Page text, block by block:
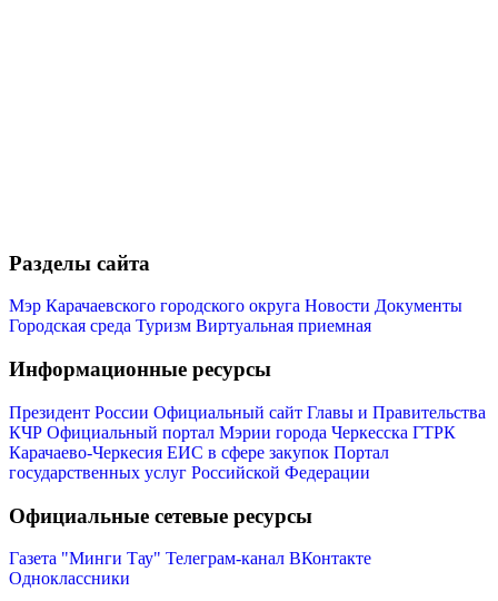
Разделы сайта
Мэр Карачаевского городского округа Новости Документы
Городская среда Туризм Виртуальная приемная
Информационные ресурсы
Президент России Официальный сайт Главы и Правительства
КЧР Официальный портал Мэрии города Черкесска ГТРК
Карачаево-Черкесия ЕИС в сфере закупок Портал
государственных услуг Российской Федерации
Официальные сетевые ресурсы
Газета "Минги Тау" Телеграм-канал ВКонтакте
Одноклассники
Туризм